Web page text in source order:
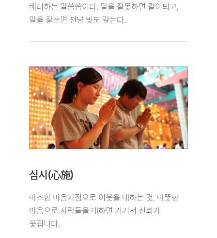
배려하는 말씀씀이다. 말을 잘못하면 칼이되고,
말을 잘쓰면 천냥 빚도 갚는다.
심시(心施)
따스한 마음가짐으로 이웃을 대하는 것. 따뜻한
마음으로 사람들을 대하면 거기서 신뢰가
꽃핍니다.